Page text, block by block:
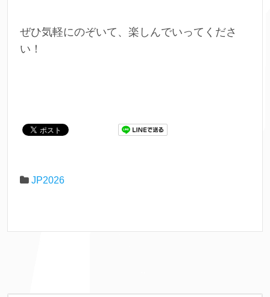
ぜひ気軽にのぞいて、楽しんでいってくださ
い！
JP2026